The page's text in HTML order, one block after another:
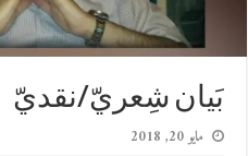
بَيان شِعريّ/نقديّ
مايو 20, 2018